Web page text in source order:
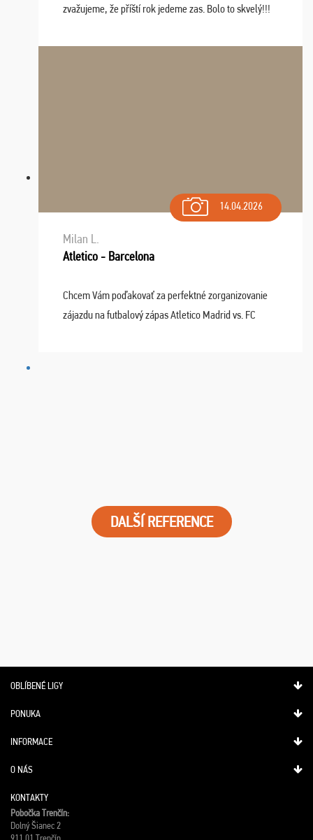
zvažujeme, že příští rok jedeme zas. Bolo to skvelý!!!
14.04.2026
Milan L.
Atletico - Barcelona
Chcem Vám poďakovať za perfektné zorganizovanie
zájazdu na futbalový zápas Atletico Madrid vs. FC
DALŠÍ REFERENCE
OBLÍBENÉ LIGY
PONUKA
INFORMACE
O NÁS
KONTAKTY
Pobočka Trenčín:
Dolný Šianec 2